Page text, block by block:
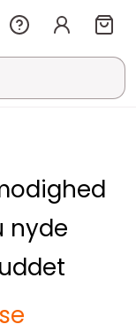
nyde